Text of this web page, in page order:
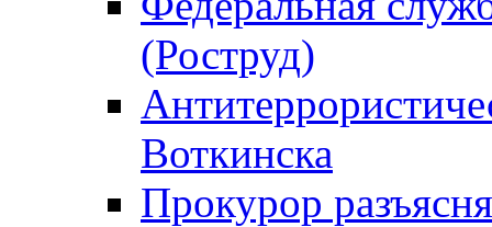
(Роструд)
Воткинска
Прокурор